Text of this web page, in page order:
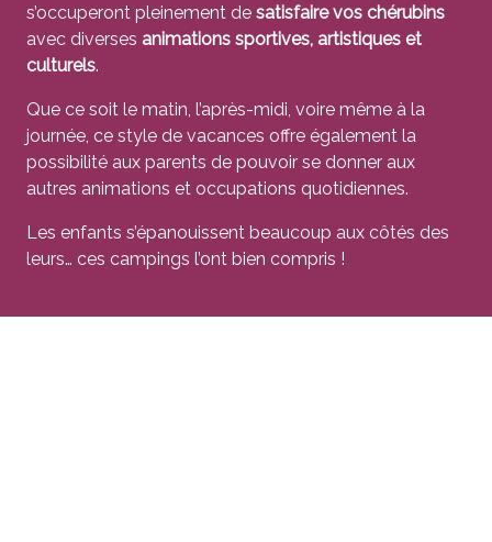
s’occuperont pleinement de satisfaire vos chérubins
avec diverses animations sportives, artistiques et
culturels.
Que ce soit le matin, l’après-midi, voire même à la
journée, ce style de vacances offre également la
possibilité aux parents de pouvoir se donner aux
autres animations et occupations quotidiennes.
Les enfants s’épanouissent beaucoup aux côtés des
leurs… ces campings l’ont bien compris !